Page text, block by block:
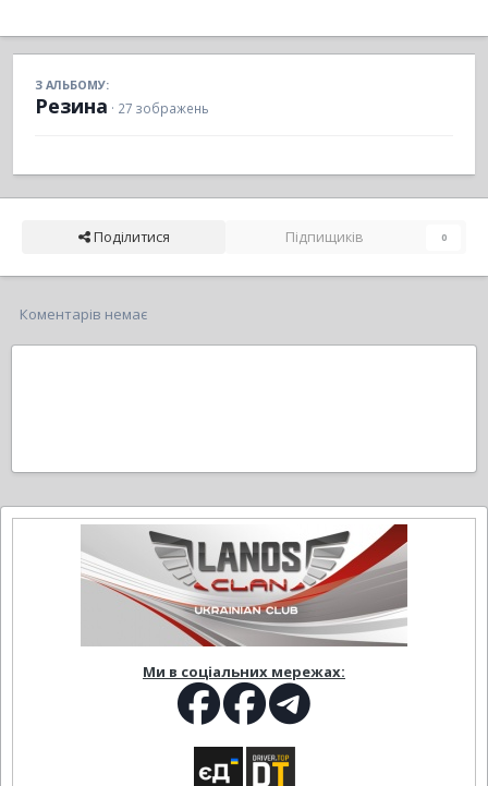
З АЛЬБОМУ:
Резина · 27 зображень
Поділитися Підпищиків 0
Коментарів немає
Ми в соціальних мережах: